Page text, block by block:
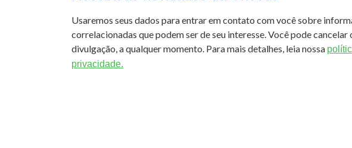
Usaremos seus dados para entrar em contato com você sobre
correlacionadas que podem ser de seu interesse. Você pode cancelar
divulgação, a qualquer momento. Para mais detalhes, leia nossa
privacidade.